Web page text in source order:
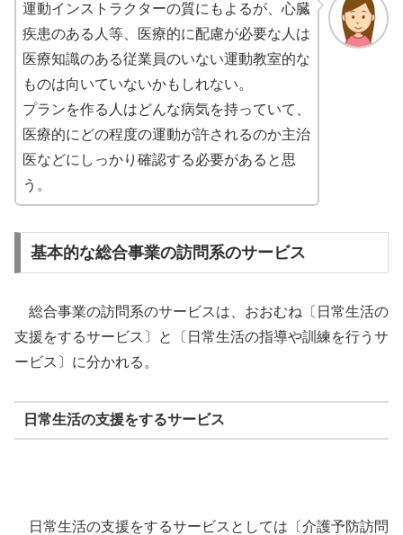
運動インストラクターの質にもよるが、心臓
疾患のある人等、医療的に配慮が必要な人は
医療知識のある従業員のいない運動教室的な
ものは向いていないかもしれない。
プランを作る人はどんな病気を持っていて、
医療的にどの程度の運動が許されるのか主治
医などにしっかり確認する必要があると思
う。
基本的な総合事業の訪問系のサービス
総合事業の訪問系のサービスは、おおむね〔日常生活の
支援をするサービス〕と〔日常生活の指導や訓練を行うサ
ービス〕に分かれる。
日常生活の支援をするサービス
日常生活の支援をするサービスとしては〔介護予防訪問